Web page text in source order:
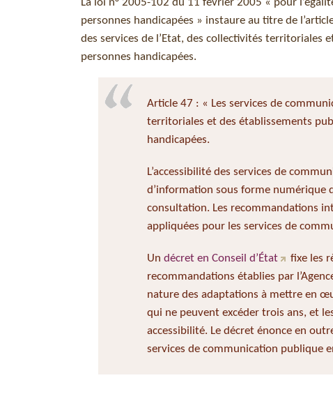
personnes handicapées » instaure au titre de
des services de l’Etat, des collectivités territoriales
personnes handicapées.
Article 47 : « Les services de
territoriales et des établissements
handicapées.
L’accessibilité des services de
d’information sous forme numérique
consultation. Les recommandations
appliquées pour les services de
Undécret en Conseil d’État
fixe les
recommandations établies par
nature des adaptations à mettre en
qui ne peuvent excéder trois ans, et
accessibilité. Le décret énonce en
services de communication publique